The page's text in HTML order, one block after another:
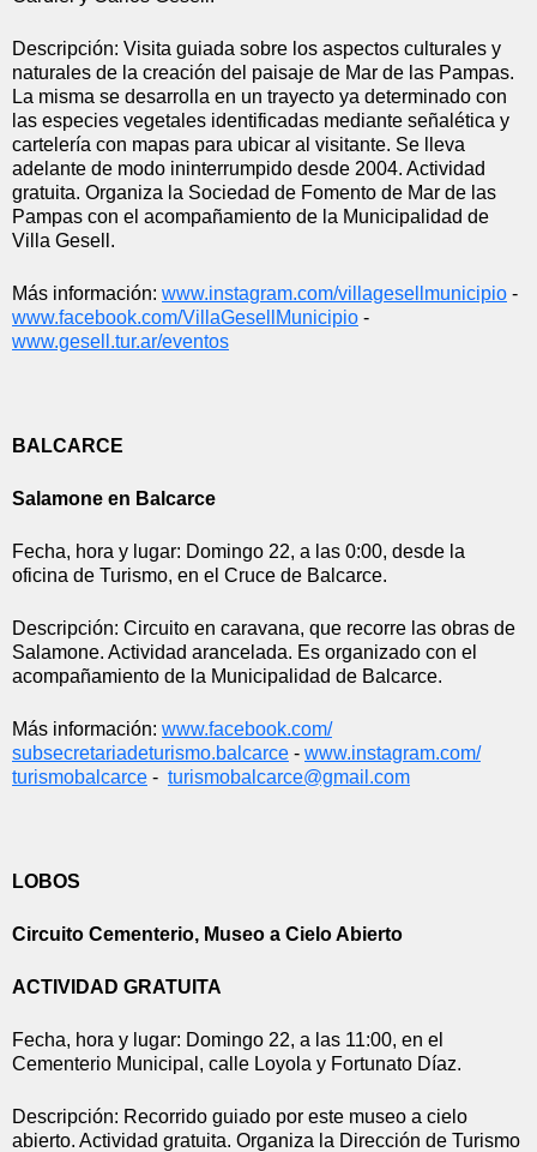
Descripción: Visita guiada sobre los aspectos culturales y
naturales de la creación del paisaje de Mar de las Pampas.
La misma se desarrolla en un trayecto ya determinado con
las especies vegetales identificadas mediante señalética y
cartelería con mapas para ubicar al visitante. Se lleva
adelante de modo ininterrumpido desde 2004. Actividad
gratuita. Organiza la Sociedad de Fomento de Mar de las
Pampas con el acompañamiento de la Municipalidad de
Villa Gesell.
Más información: www.instagram.com/villagesellmunicipio
www.facebook.com/VillaGesellMunicipio
www.gesell.tur.ar/eventos
BALCARCE
Salamone en Balcarce
Fecha, hora y lugar: Domingo 22, a las 0:00, desde la
oficina de Turismo, en el Cruce de Balcarce.
Descripción: Circuito en caravana, que recorre las obras de
Salamone. Actividad arancelada. Es organizado con el
acompañamiento de la Municipalidad de Balcarce.
Más información: www.facebook.com/
subsecretariadeturismo.balcarce - www.instagram.com/
turismobalcarce - turismobalcarce@gmail.com
LOBOS
Circuito Cementerio, Museo a Cielo Abierto
ACTIVIDAD GRATUITA
Fecha, hora y lugar: Domingo 22, a las 11:00, en el
Cementerio Municipal, calle Loyola y Fortunato Díaz.
Descripción: Recorrido guiado por este museo a cielo
abierto. Actividad gratuita. Organiza la Dirección de Turismo